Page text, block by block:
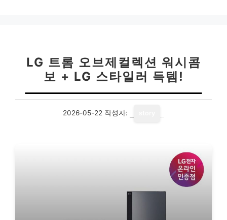
LG 트롬 오브제컬렉션 워시콤
보 + LG 스타일러 득템!
2026-05-22 작성자: